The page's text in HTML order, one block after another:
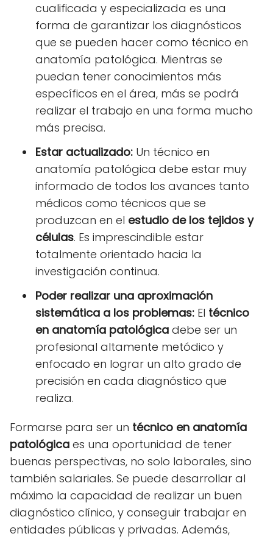
cualificada y especializada es una
forma de garantizar los diagnósticos
que se pueden hacer como técnico en
anatomía patológica. Mientras se
puedan tener conocimientos más
específicos en el área, más se podrá
realizar el trabajo en una forma mucho
más precisa.
Estar actualizado: Un técnico en
anatomía patológica debe estar muy
informado de todos los avances tanto
médicos como técnicos que se
produzcan en el estudio de los tejidos y
células. Es imprescindible estar
totalmente orientado hacia la
investigación continua.
Poder realizar una aproximación
sistemática a los problemas: El técnico
en anatomía patológica debe ser un
profesional altamente metódico y
enfocado en lograr un alto grado de
precisión en cada diagnóstico que
realiza.
Formarse para ser un técnico en anatomía
patológica es una oportunidad de tener
buenas perspectivas, no solo laborales, sino
también salariales. Se puede desarrollar al
máximo la capacidad de realizar un buen
diagnóstico clínico, y conseguir trabajar en
entidades públicas y privadas. Además,